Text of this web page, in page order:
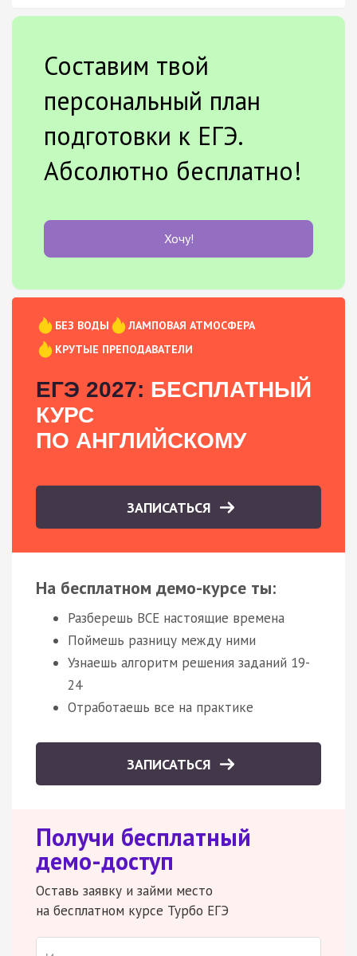
Составим твой
персональный план
подготовки к ЕГЭ.
Абсолютно бесплатно!
Хочу!
БЕЗ ВОДЫ
ЛАМПОВАЯ АТМОСФЕРА
КРУТЫЕ ПРЕПОДАВАТЕЛИ
ЕГЭ 2027: БЕСПЛАТНЫЙ
КУРС
ПО АНГЛИЙСКОМУ
ЗАПИСАТЬСЯ
На бесплатном демо-курсе ты:
Разберешь ВСЕ настоящие времена
Поймешь разницу между ними
Узнаешь алгоритм решения заданий 19-
24
Отработаешь все на практике
ЗАПИСАТЬСЯ
Получи бесплатный
демо-доступ
Оставь заявку и займи место
на бесплатном курсе Турбо ЕГЭ